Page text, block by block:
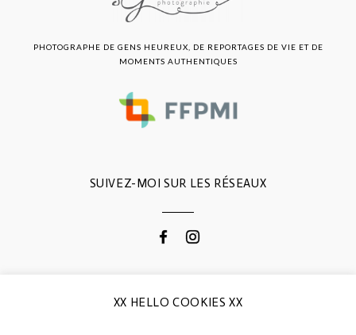
SUIVEZ-MOI SUR LES RÉSEAUX
PHOTOGRAPHE DE GENS HEUREUX, DE REPORTAGES DE VIE ET DE
MOMENTS AUTHENTIQUES
CONTACTEZ-MOI
XX HELLO COOKIES XX